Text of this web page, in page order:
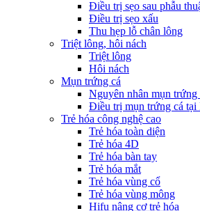
Điều trị sẹo sau phẫu
Điều trị sẹo xấu
Thu hẹp lỗ chân lông
Triệt lông, hôi nách
Triệt lông
Hôi nách
Mụn trứng cá
Nguyên nhân mụn trứng
Điều trị mụn trứng cá tại
Trẻ hóa công nghệ cao
Trẻ hóa toàn diện
Trẻ hóa 4D
Trẻ hóa bàn tay
Trẻ hóa mắt
Trẻ hóa vùng cổ
Trẻ hóa vùng mông
Hifu nâng cơ trẻ hóa